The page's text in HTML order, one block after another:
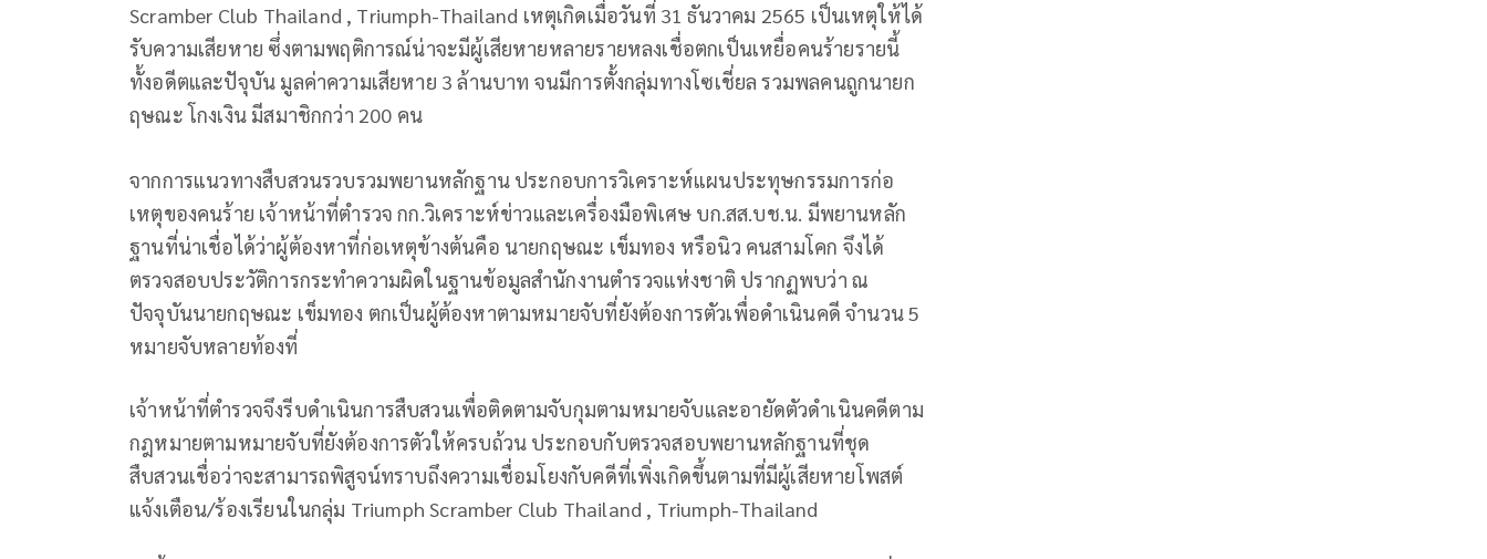
Scramber Club Thailand , Triumph-Thailand เหตุเกิดเมื่อวันที่ 31 ธันวาคม 2565 เป็นเหตุให้ได้
รับความเสียหาย ซึ่งตามพฤติการณ์น่าจะมีผู้เสียหายหลายรายหลงเชื่อตกเป็นเหยื่อคนร้ายรายนี้
ทั้งอดีตและปัจุบัน มูลค่าความเสียหาย 3 ล้านบาท จนมีการตั้งกลุ่มทางโซเชี่ยล รวมพลคนถูกนายก
ฤษณะ โกงเงิน มีสมาชิกกว่า 200 คน
จากการแนวทางสืบสวนรวบรวมพยานหลักฐาน ประกอบการวิเคราะห์แผนประทุษกรรมการก่อ
เหตุของคนร้าย เจ้าหน้าที่ตำรวจ กก.วิเคราะห์ข่าวและเครื่องมือพิเศษ บก.สส.บช.น. มีพยานหลัก
ฐานที่น่าเชื่อได้ว่าผู้ต้องหาที่ก่อเหตุข้างต้นคือ นายกฤษณะ เข็มทอง หรือนิว คนสามโคก จึงได้
ตรวจสอบประวัติการกระทำความผิดในฐานข้อมูลสำนักงานตำรวจแห่งชาติ ปรากฏพบว่า ณ
ปัจจุบันนายกฤษณะ เข็มทอง ตกเป็นผู้ต้องหาตามหมายจับที่ยังต้องการตัวเพื่อดำเนินคดี จำนวน 5
หมายจับหลายท้องที่
เจ้าหน้าที่ตำรวจจึงรีบดำเนินการสืบสวนเพื่อติดตามจับกุมตามหมายจับและอายัดตัวดำเนินคดีตาม
กฎหมายตามหมายจับที่ยังต้องการตัวให้ครบถ้วน ประกอบกับตรวจสอบพยานหลักฐานที่ชุด
สืบสวนเชื่อว่าจะสามารถพิสูจน์ทราบถึงความเชื่อมโยงกับคดีที่เพิ่งเกิดขึ้นตามที่มีผู้เสียหายโพสต์
แจ้งเตือน/ร้องเรียนในกลุ่ม Triumph Scramber Club Thailand , Triumph-Thailand